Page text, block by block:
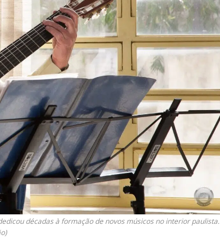
décadas à formação de novos músicos no interior paulista.